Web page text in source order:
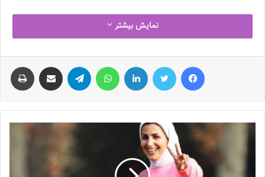
ویتنام- ایران- ساعت 19:00 به وقت محلی
دوشنبه 15 خرداد ماه
ایران- استرالیا- ساعت19:00 به وقت محلی
ایران- لبنان- ساعت 16:00 به وقت محلی
نوشته های مشابه
چالش هاى ليست جدید تيم ملى فوتبال
نمایش بیشتر